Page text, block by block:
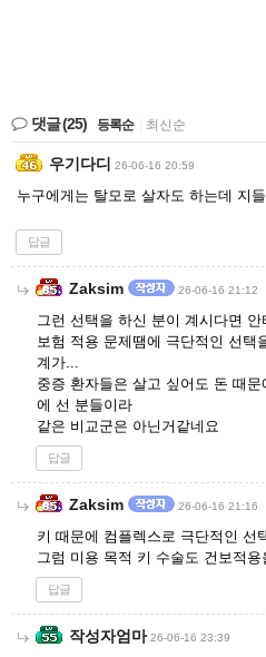
댓글(25) 등록순 최신순
우기다디 26-06-16 20:59
누구에게는 탈모로 살자도 하는데 지
답글
Zaksim 26-06-16 21:12
그런 선택을 하신 분이 계시다면 안
보험 적용 문제땜에 극단적인 선
계가...
중증 환자들은 살고 싶어도 돈 때
에 선 분들이라
같은 비교군은 아닌거같네요
답글
Zaksim 26-06-16 21:16
키 때문에 컴플렉스로 극단적인 선
그럼 미용 목적 키 수술도 건보적
답글
작성자엄마 26-06-16 23:39